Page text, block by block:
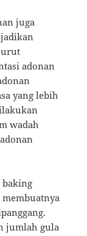
juga
adonan
yang lebih
wadah
baking
jumlah gula